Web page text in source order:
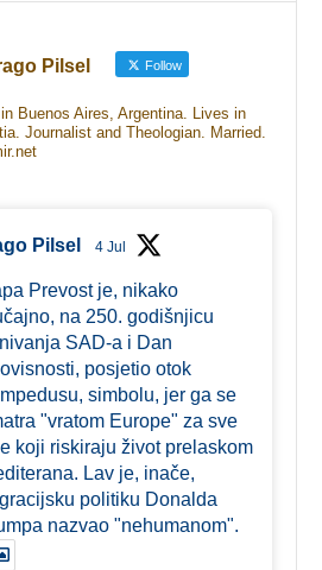
Pilsel Follow
Buenos Aires, Argentina. Lives in
Journalist and Theologian. Married.
Pilsel 4 Jul
Prevost je, nikako
na 250. godišnjicu
SAD-a i Dan
posjetio otok
simbolu, jer ga se
"vratom Europe" za sve
koji riskiraju život prelaskom
Lav je, inače,
politiku Donalda
nazvao "nehumanom".